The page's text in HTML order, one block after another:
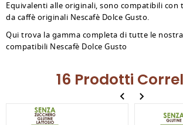
Equivalenti alle originali, sono compatibili con
da caffè originali Nescafè Dolce Gusto.
Qui trova la gamma completa di tutte le
compatibili Nescafè Dolce Gusto
16 Prodotti